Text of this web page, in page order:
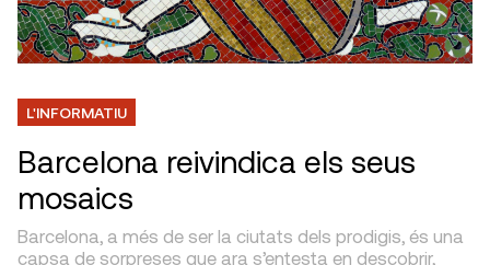
L'INFORMATIU
Barcelona reivindica els seus
mosaics
Barcelona, a més de ser la ciutats dels prodigis, és una
capsa de sorpreses que ara s’entesta en descobrir,